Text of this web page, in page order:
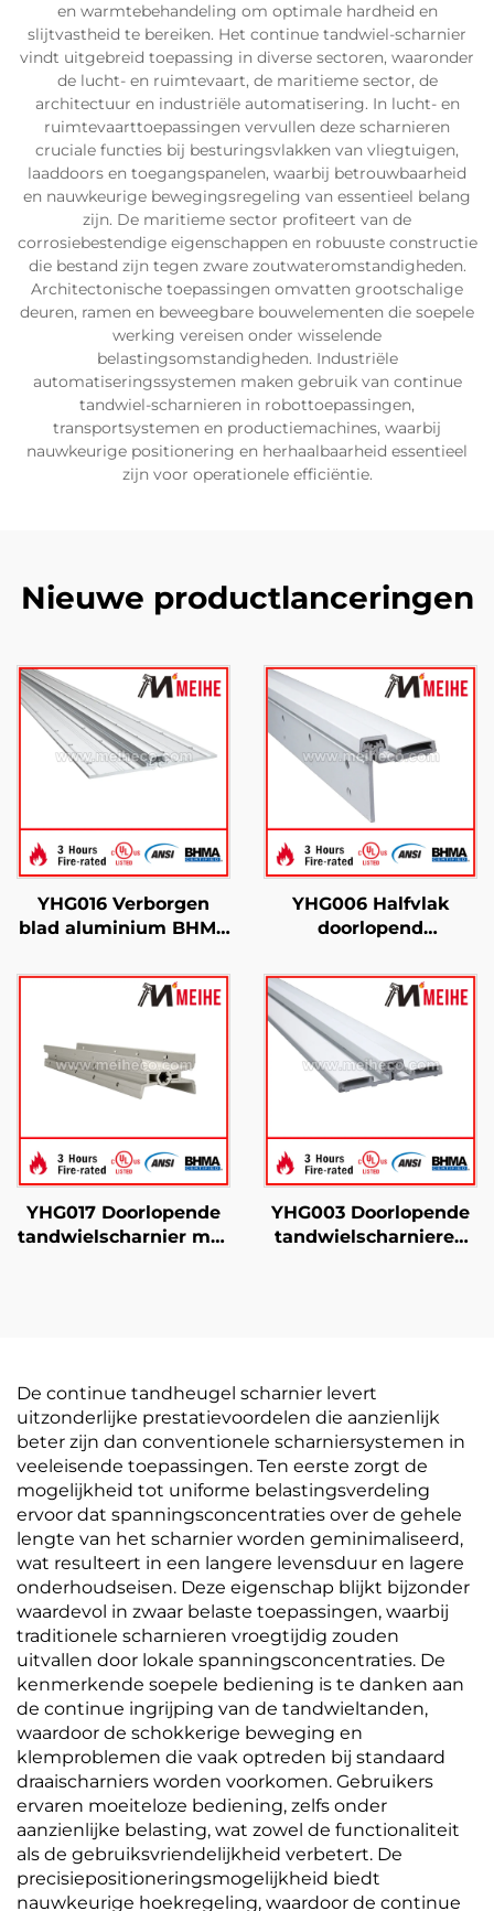
en warmtebehandeling om optimale hardheid en
slijtvastheid te bereiken. Het continue tandwiel-scharnier
vindt uitgebreid toepassing in diverse sectoren, waaronder
de lucht- en ruimtevaart, de maritieme sector, de
architectuur en industriële automatisering. In lucht- en
ruimtevaarttoepassingen vervullen deze scharnieren
cruciale functies bij besturingsvlakken van vliegtuigen,
laaddoors en toegangspanelen, waarbij betrouwbaarheid
en nauwkeurige bewegingsregeling van essentieel belang
zijn. De maritieme sector profiteert van de
corrosiebestendige eigenschappen en robuuste constructie
die bestand zijn tegen zware zoutwateromstandigheden.
Architectonische toepassingen omvatten grootschalige
deuren, ramen en beweegbare bouwelementen die soepele
werking vereisen onder wisselende
belastingsomstandigheden. Industriële
automatiseringssystemen maken gebruik van continue
tandwiel-scharnieren in robottoepassingen,
transportsystemen en productiemachines, waarbij
nauwkeurige positionering en herhaalbaarheid essentieel
zijn voor operationele efficiëntie.
Nieuwe productlanceringen
YHG016 Verborgen
blad aluminium BHMA
tegen ligaturen
YHG006 Halfvlak
doorlopend
YHG017 Doorlopende
tandwielscharnier met
YHG003 Doorlopende
tandwielscharnieren
De continue tandheugel scharnier levert
uitzonderlijke prestatievoordelen die aanzienlijk
beter zijn dan conventionele scharniersystemen in
veeleisende toepassingen. Ten eerste zorgt de
mogelijkheid tot uniforme belastingsverdeling
ervoor dat spanningsconcentraties over de gehele
lengte van het scharnier worden geminimaliseerd,
wat resulteert in een langere levensduur en lagere
onderhoudseisen. Deze eigenschap blijkt bijzonder
waardevol in zwaar belaste toepassingen, waarbij
traditionele scharnieren vroegtijdig zouden
uitvallen door lokale spanningsconcentraties. De
kenmerkende soepele bediening is te danken aan
de continue ingrijping van de tandwieltanden,
waardoor de schokkerige beweging en
klemproblemen die vaak optreden bij standaard
draaischarniers worden voorkomen. Gebruikers
ervaren moeiteloze bediening, zelfs onder
aanzienlijke belasting, wat zowel de functionaliteit
als de gebruiksvriendelijkheid verbetert. De
precisiepositioneringsmogelijkheid biedt
nauwkeurige hoekregeling, waardoor de continue